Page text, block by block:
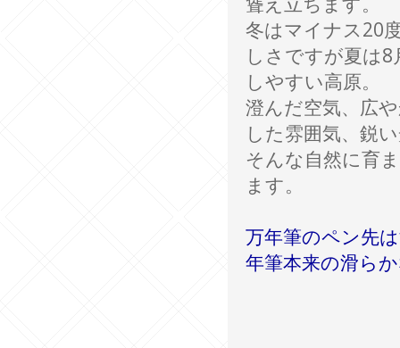
冬はマイナス20
しさですが夏は
しやすい高原。
澄んだ空気、広
した雰囲気、鋭
そんな自然に育
ます。
万年筆のペン先
年筆本来の滑ら